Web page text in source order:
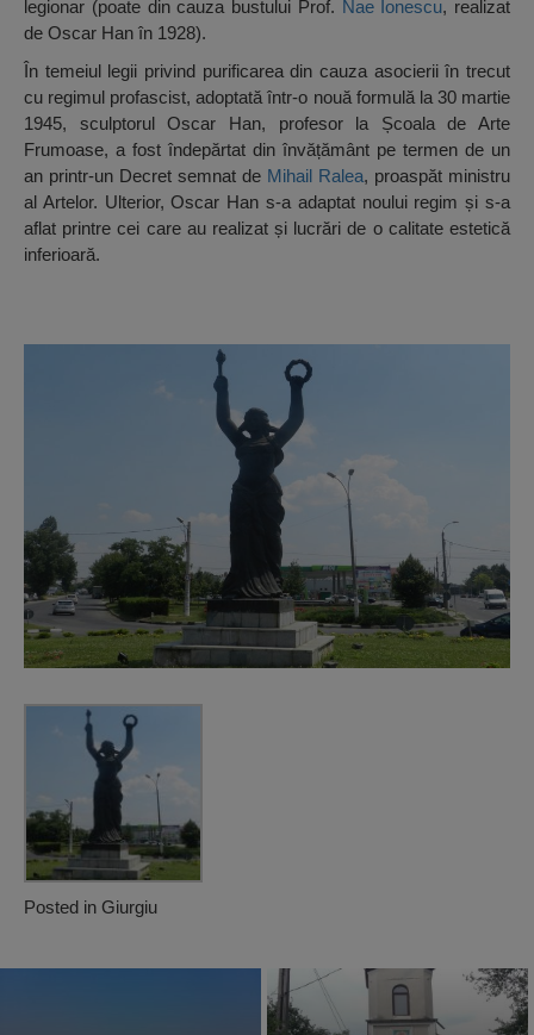
legionar (poate din cauza bustului Prof. Nae Ionescu, realizat
de Oscar Han în 1928).
În temeiul legii privind purificarea din cauza asocierii în trecut
cu regimul profascist, adoptată într-o nouă formulă la 30 martie
1945, sculptorul Oscar Han, profesor la Școala de Arte
Frumoase, a fost îndepărtat din învățământ pe termen de un
an printr-un Decret semnat de Mihail Ralea, proaspăt ministru
al Artelor. Ulterior, Oscar Han s-a adaptat noului regim și s-a
aflat printre cei care au realizat și lucrări de o calitate estetică
inferioară.
Posted in Giurgiu